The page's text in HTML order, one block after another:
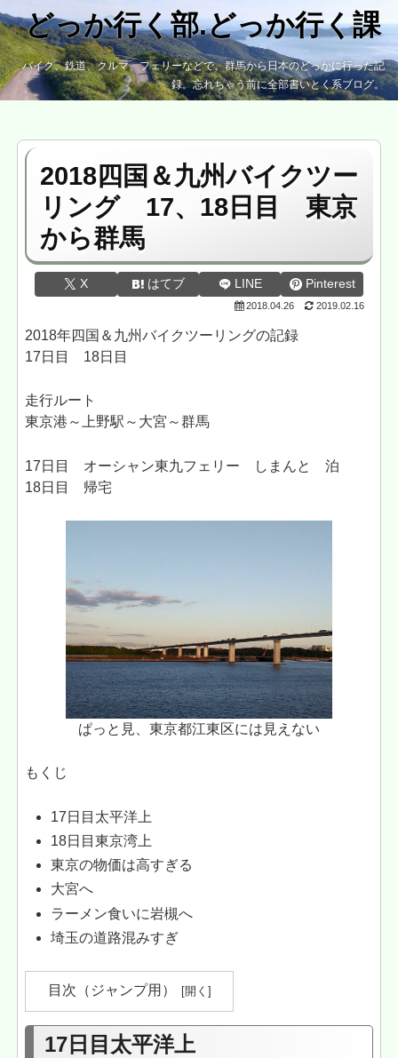
どっか行く部.どっか行く課
バイク、鉄道、クルマ、フェリーなどで、群馬から日本のどっかに行った記
録。忘れちゃう前に全部書いとく系ブログ。
2018四国＆九州バイクツー
リング 17、18日目 東京
から群馬
X はてブ LINE Pinterest
2018.04.26 2019.02.16
2018年四国＆九州バイクツーリングの記録
17日目 18日目
走行ルート
東京港～上野駅～大宮～群馬
17日目 オーシャン東九フェリー しまんと 泊
18日目 帰宅
ぱっと見、東京都江東区には見えない
もくじ
17日目太平洋上
18日目東京湾上
東京の物価は高すぎる
大宮へ
ラーメン食いに岩槻へ
埼玉の道路混みすぎ
目次（ジャンプ用）
17日目太平洋上